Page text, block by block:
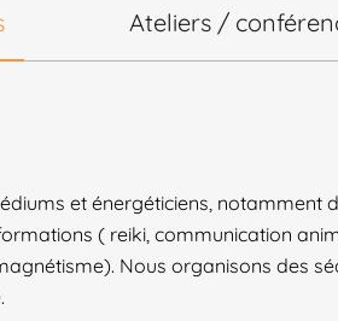
Ateliers /
et énergéticiens, notamment
( reiki, communication
Nous organisons des